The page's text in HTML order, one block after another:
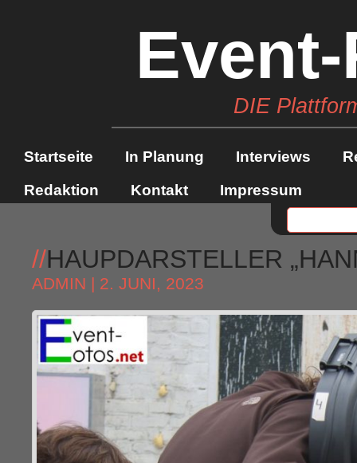
DIE
Startseite In Planung Interviews
Redaktion
Kontakt Impressum
//HAUPDARSTELLER
ADMIN | 2. JUNI, 2023